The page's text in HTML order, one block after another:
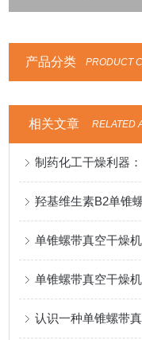
产品分类 PRODUCT
相关文章 RELATED
制药化工干燥利器
羟基维生素B2单锥
单锥螺带真空干燥
单锥螺带真空干燥
认识一种单锥螺带